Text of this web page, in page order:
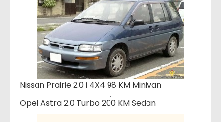
Nissan Prairie 2.0 i 4X4 98 KM Minivan
Opel Astra 2.0 Turbo 200 KM Sedan